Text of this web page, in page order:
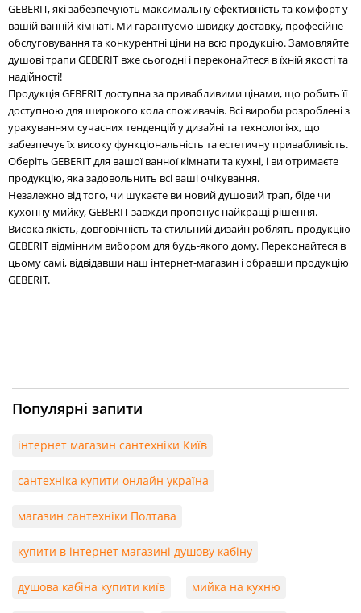
GEBERIT, які забезпечують максимальну ефективність та комфорт у
вашій ванній кімнаті. Ми гарантуємо швидку доставку, професійне
обслуговування та конкурентні ціни на всю продукцію. Замовляйте
душові трапи GEBERIT вже сьогодні і переконайтеся в їхній якості та
надійності!
Продукція GEBERIT доступна за привабливими цінами, що робить її
доступною для широкого кола споживачів. Всі вироби розроблені з
урахуванням сучасних тенденцій у дизайні та технологіях, що
забезпечує їх високу функціональність та естетичну привабливість.
Оберіть GEBERIT для вашої ванної кімнати та кухні, і ви отримаєте
продукцію, яка задовольнить всі ваші очікування.
Незалежно від того, чи шукаєте ви новий душовий трап, біде чи
кухонну мийку, GEBERIT завжди пропонує найкращі рішення.
Висока якість, довговічність та стильний дизайн роблять продукцію
GEBERIT відмінним вибором для будь-якого дому. Переконайтеся в
цьому самі, відвідавши наш інтернет-магазин і обравши продукцію
GEBERIT.
Популярні запити
інтернет магазин сантехніки Київ
сантехніка купити онлайн україна
магазин сантехніки Полтава
купити в інтернет магазині душову кабіну
душова кабіна купити київ мийка на кухню